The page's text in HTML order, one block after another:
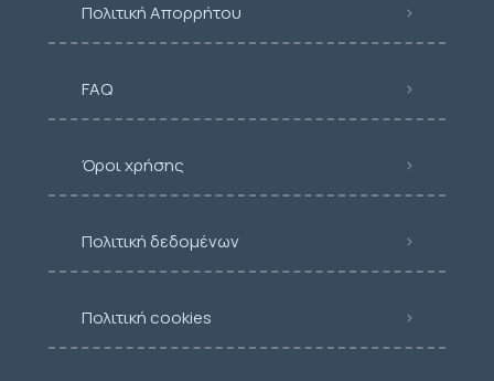
Πολιτική Απορρήτου
FAQ
Όροι χρήσης
Πολιτική δεδομένων
Πολιτική cookies